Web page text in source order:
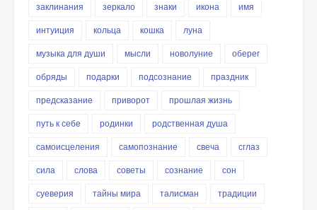
заклинания
зеркало знаки икона
имя
интуиция
кольца кошка
луна
музыка для души
мысли новолуние
оберег
обряды
подарки подсознание
праздник
предсказание
приворот
прошлая жизнь
путь к себе
родинки
родственная душа
самоисцеления
самопознание свеча
сглаз
сила
слова советы сознание
сон
суеверия
тайны мира талисман
традиции